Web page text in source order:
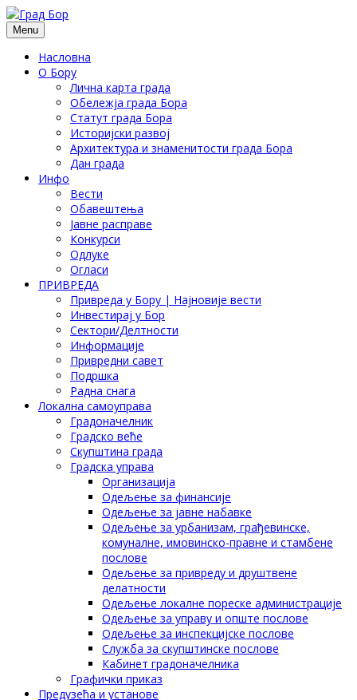
Menu
Насловна
О Бору
Лична карта града
Обележја града Бора
Статут града Бора
Историјски развој
Архитектура и знаменитости града Бора
Дан града
Инфо
Вести
Обавештења
Јавне расправе
Конкурси
Одлуке
Огласи
ПРИВРЕДА
Привреда у Бору | Најновије вести
Инвестирај у Бор
Сектори/Делтности
Информације
Привредни савет
Подршка
Радна снага
Локална самоуправа
Градоначелник
Градско веће
Скупштина града
Градска управа
Организација
Одељење за финансије
Одељење за јавне набавке
Одељење за урбанизам, грађевинске,
комуналне, имовинско-правне и стамбене
послове
Одељење за привреду и друштвене
делатности
Одељење локалне пореске администрације
Одељење за управу и опште послове
Одељење за инспекцијске послове
Служба за скупштинске послове
Кабинет градоначелника
Графички приказ
Предузећа и установе